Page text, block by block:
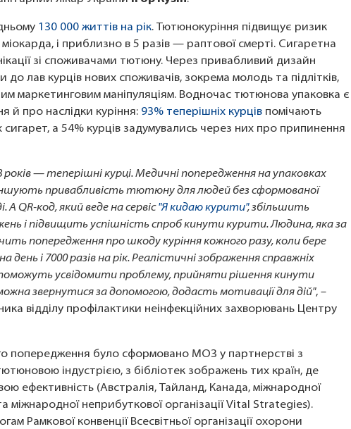
130 000 життів на рік. Тютюнокуріння підвищує ризик
міокарда, і приблизно в 5 разів — раптової смерті. Сигаретна
зі споживачами тютюну. Через привабливий дизайн
лав курців нових споживачів, зокрема молодь та підлітків,
маркетинговим маніпуляціям. Водночас тютюнова упаковка є
й про наслідки куріння: 93% теперішніх курців помічають
а 54% курців задумувались через них про припинення
— теперішні курці. Медичні попередження на упаковках
привабливість тютюну для людей без сформованої
А QR-код, який веде на сервіс"Я кидаю курити", збільшить
і підвищить успішність спроб кинути курити. Людина, яка за
попередження про шкоду куріння кожного разу, коли бере
і 7000 разів на рік. Реалістичні зображення справжніх
усвідомити проблему, прийняти рішення кинути
звернутися за допомогою, додасть мотивації для дій", –
відділу профілактики неінфекційних захворювань Центру
попередження було сформовано МОЗ у партнерстві з
індустрією, з бібліотек зображень тих країн, де
ефективність (Австралія, Тайланд, Канада, міжнародної
міжнародної неприбуткової організації Vital Strategies).
Рамкової конвенції Всесвітньої організації охорони